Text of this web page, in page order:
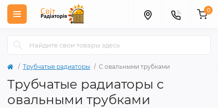
0
Трубчатые радиаторы С овальными трубками
Трубчатые радиаторы с
овальными трубками